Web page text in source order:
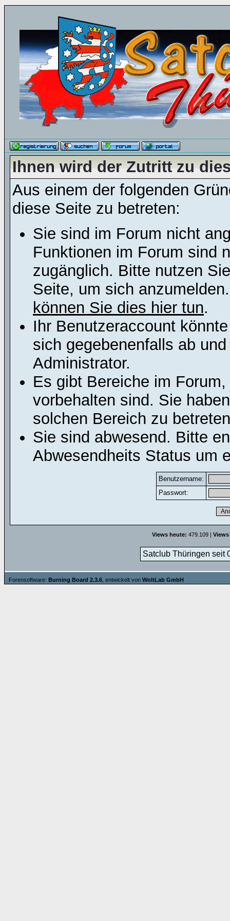
Ihnen wird der Zutritt zu
Aus einem der folgenden
diese Seite zu betreten:
Sie sind im Forum nicht
Funktionen im Forum sind
zugänglich. Bitte nutzen
Seite, um sich
können Sie dies hier tun.
Ihr Benutzeraccount
sich gegebenenfalls ab
Administrator.
Es gibt Bereiche im
vorbehalten sind. Sie
solchen Bereich zu
Sie sind abwesend. Bitte
Abwesendheits Status um
Benutzername:
Passwort:
Views heute: 479.109 |
Satclub Thüringen seit
Forensoftware: Burning Board 2.3.6 , entwickelt von WoltLab GmbH